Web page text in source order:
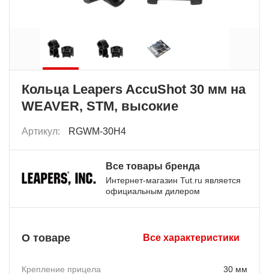
Кольца Leapers AccuShot 30 мм на
WEAVER, STM, высокие
Артикул: RGWM-30H4
Все товары бренда
Интернет-магазин Tut.ru является
официальным дилером
О товаре Все характеристики
Крепление прицела 30 мм